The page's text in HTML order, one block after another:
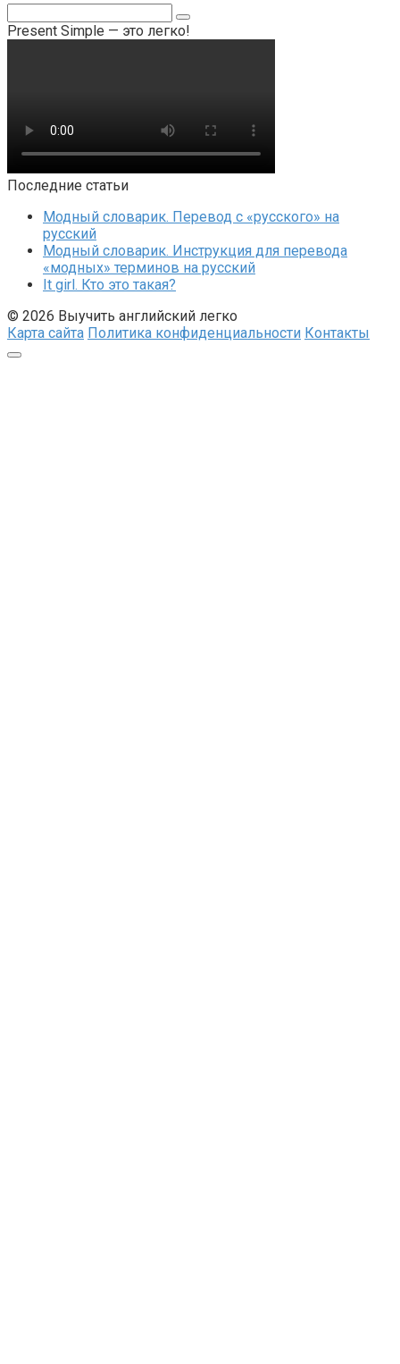
Present Simple — это легко!
Последние статьи
Модный словарик. Перевод с «русского» на
русский
Модный словарик. Инструкция для перевода
«модных» терминов на русский
It girl. Кто это такая?
© 2026 Выучить английский легко
Карта сайта Политика конфиденциальности Контакты